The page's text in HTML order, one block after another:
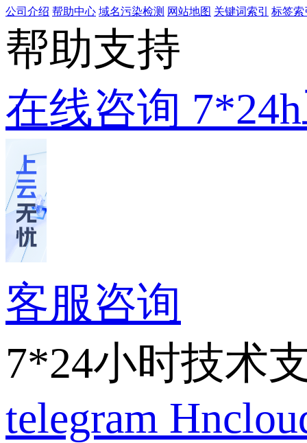
公司介绍 帮助中心 域名污染检测 网站地图 关键词索引 标签索
帮助支持
在线咨询
客服咨询
7*24小时技术
telegram